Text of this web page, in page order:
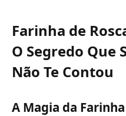
Farinha de
O Segredo Que
Não Te Contou
A Magia da